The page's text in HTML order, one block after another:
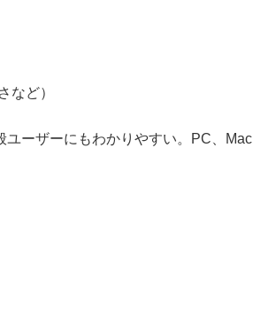
など）
ーザーにもわかりやすい。PC、